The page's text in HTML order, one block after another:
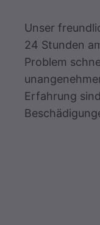
Unser
24 Stunden
Problem
Erfahrung